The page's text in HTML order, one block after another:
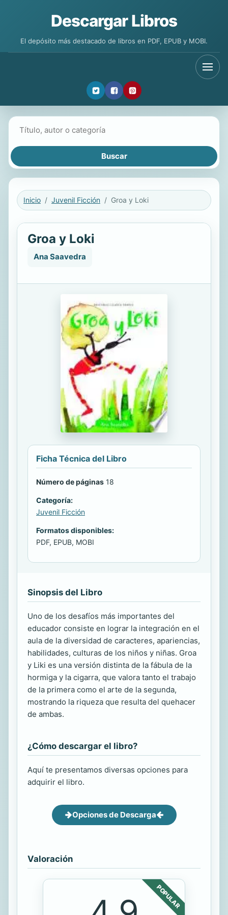
Descargar Libros
El depósito más destacado de libros en PDF, EPUB y MOBI.
Inicio Juvenil Ficción Groa y Loki
Groa y Loki
Ana Saavedra
Ficha Técnica del Libro
Número de páginas 18
Categoría:
Juvenil Ficción
Formatos disponibles:
PDF, EPUB, MOBI
Sinopsis del Libro
Uno de los desafíos más importantes del
educador consiste en lograr la integración en el
aula de la diversidad de caracteres, apariencias,
habilidades, culturas de los niños y niñas. Groa
y Liki es una versión distinta de la fábula de la
hormiga y la cigarra, que valora tanto el trabajo
de la primera como el arte de la segunda,
mostrando la riqueza que resulta del quehacer
de ambas.
¿Cómo descargar el libro?
Aquí te presentamos diversas opciones para
adquirir el libro.
Opciones de Descarga
Valoración
POPULAR